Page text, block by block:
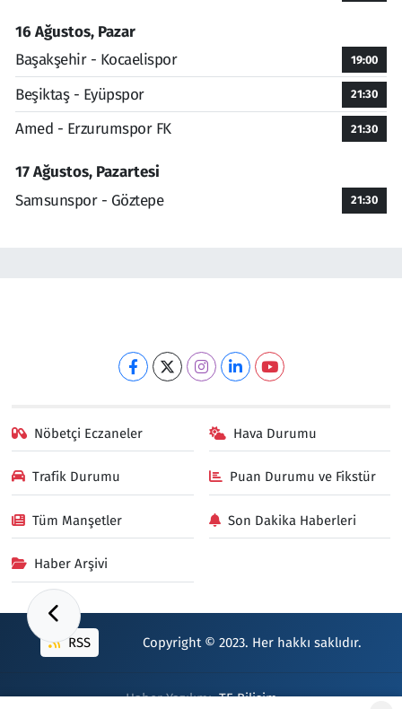
16 Ağustos, Pazar
Başakşehir - Kocaelispor
19:00
Beşiktaş - Eyüpspor 21:30
Amed - Erzurumspor FK 21:30
17 Ağustos, Pazartesi
Samsunspor - Göztepe
21:30
Nöbetçi Eczaneler Hava Durumu
Trafik Durumu Puan Durumu ve Fikstür
Tüm Manşetler Son Dakika Haberleri
Haber Arşivi
RSS Copyright © 2023. Her hakkı saklıdır.
Haber Yazılımı:TE Bilişim